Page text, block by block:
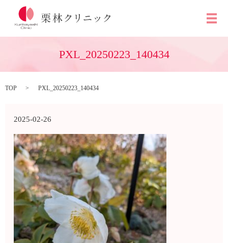
メ
PXL_20250223_140434
TOP PXL_20250223_140434
2025-02-26